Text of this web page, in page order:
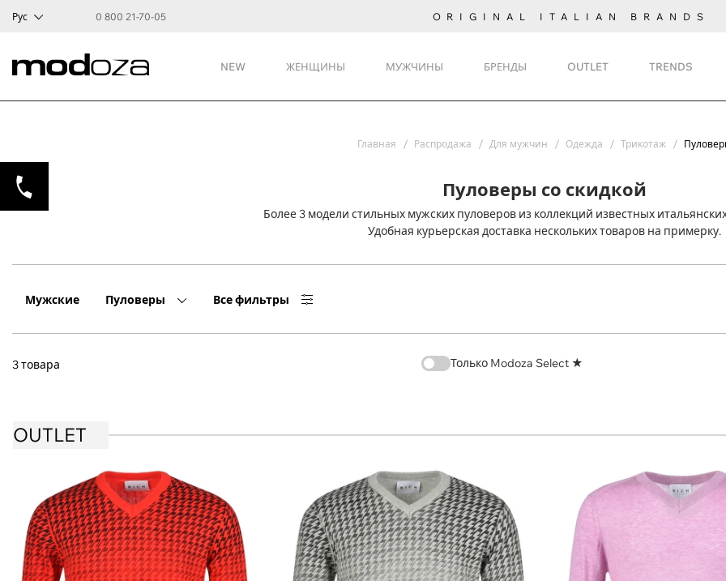
Рус 0 800 21-70-05 ORIGINAL ITALIAN BRANDS
NEW ЖЕНЩИНЫ МУЖЧИНЫ БРЕНДЫ OUTLET TRENDS
Главная Распродажа Для мужчин Одежда Трикотаж
Пуловеры со скидкой
Более 3 модели стильных мужских пуловеров из коллекций известных
Удобная курьерская доставка нескольких товаров на примерку.
Мужские Пуловеры Все фильтры
3 товара Только Modoza Select ★
OUTLET